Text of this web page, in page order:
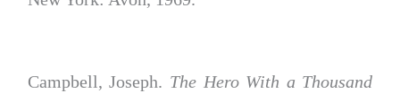
Campbell, Joseph. The Hero With a Thousand